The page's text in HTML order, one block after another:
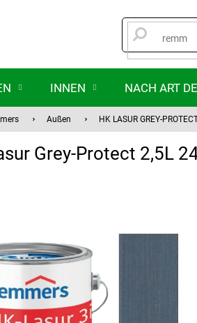
INNEN NACH ART
Außen HK LASUR GREY-
Grey-Protect 2,5L